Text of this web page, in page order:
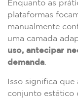
Enquanto as
plataformas
manualmente
uma camada
uso, antecipar
demanda
Isso significa que
conjunto estático